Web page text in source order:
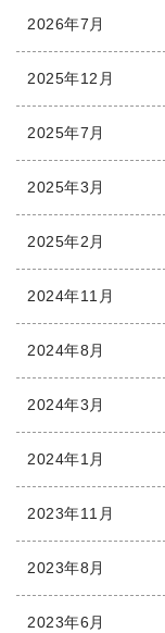
2026年7月
2025年12月
2025年7月
2025年3月
2025年2月
2024年11月
2024年8月
2024年3月
2024年1月
2023年11月
2023年8月
2023年6月